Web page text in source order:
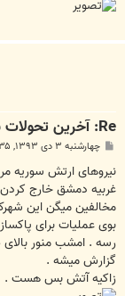
Re: آخرين تحولات سوريه
پ
ت
چهارشنبه ۳ دی ۱۳۹۳, ۲:۳۵ ق.ظ
ﻧﯿﺮﻭﻫﺎﯼ ﺍﺭﺗﺶ ﺳﻮﺭﯾﻪ
ﻏﺮﺑﯿﻪ ﺩﻣﺸﻖ ﺧﺎﺭﺝ ﮐﺮﺩﻥ .
ﻣﺨﺎﻟﻔﯿﻦ ﻣﯿﮕﻦ ﺍﯾﻦ
ﺑﻮﯼ ﻋﻤﻠﯿﺎﺕ ﺑﺮﺍﯼ
ﺭﺳﻪ . ﺍﻣﺸﺐ ﻣﻨﻮﺭ ﺑﺎﻻﯼ
ﮔﺰﺍﺭﺵ ﻣﯿﺸﻪ .
ﺯﺍﮐﯿﻪ ﺁﺗﺶ ﺑﺲ ﻫﺴﺖ .